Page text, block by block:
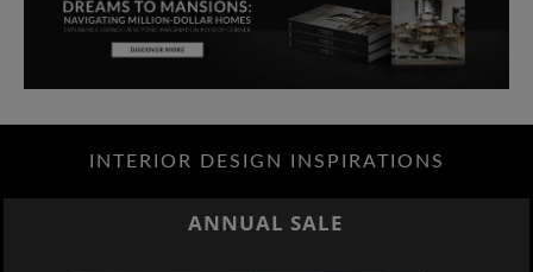
INTERIOR DESIGN INSPIRATIONS
ANNUAL SALE